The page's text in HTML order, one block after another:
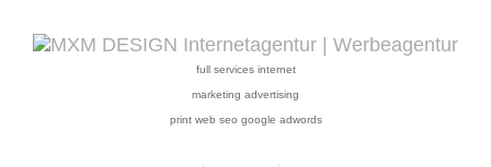
full services internet
marketing advertising
print web seo google adwords